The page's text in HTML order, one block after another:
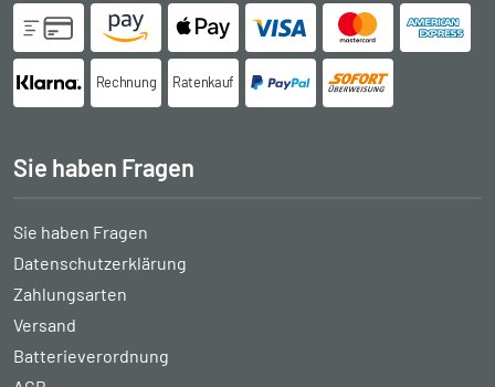
Rechnung Ratenkauf
Sie haben Fragen
Sie haben Fragen
Datenschutzerklärung
Zahlungsarten
Versand
Batterieverordnung